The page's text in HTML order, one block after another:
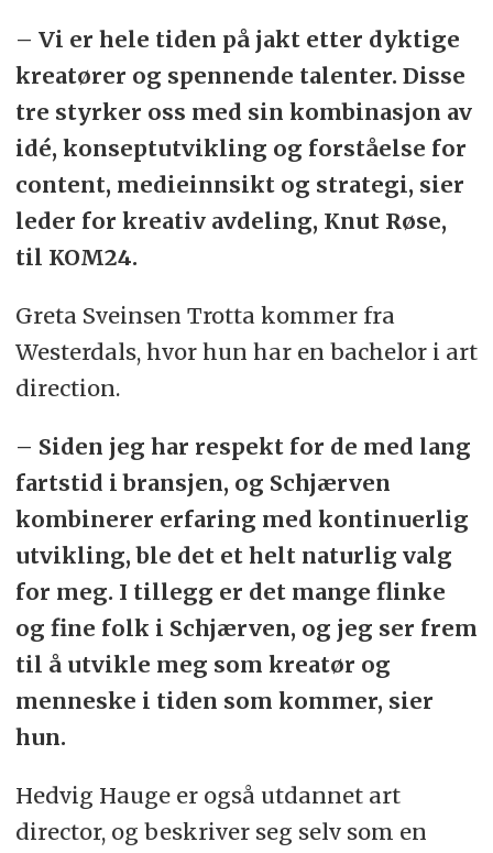
– Vi er hele tiden på jakt etter dyktige
kreatører og spennende talenter. Disse
tre styrker oss med sin kombinasjon av
idé, konseptutvikling og forståelse for
content, medieinnsikt og strategi, sier
leder for kreativ avdeling, Knut Røse,
til KOM24.
Greta Sveinsen Trotta kommer fra
Westerdals, hvor hun har en bachelor i art
direction.
– Siden jeg har respekt for de med lang
fartstid i bransjen, og Schjærven
kombinerer erfaring med kontinuerlig
utvikling, ble det et helt naturlig valg
for meg. I tillegg er det mange flinke
og fine folk i Schjærven, og jeg ser frem
til å utvikle meg som kreatør og
menneske i tiden som kommer, sier
hun.
Hedvig Hauge er også utdannet art
director, og beskriver seg selv som en